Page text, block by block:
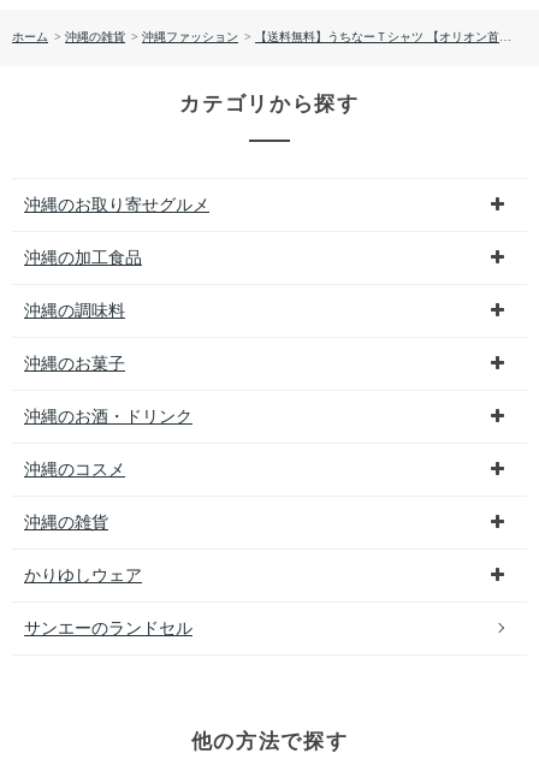
ホーム > 沖縄の雑貨 > 沖縄ファッション > 【送料無料】うちなーＴシャツ 【オリオン首里城 バックプリント】 67001
カテゴリから探す
沖縄のお取り寄せグルメ
沖縄の加工食品
沖縄の調味料
沖縄のお菓子
沖縄のお酒・ドリンク
沖縄のコスメ
沖縄の雑貨
かりゆしウェア
サンエーのランドセル
他の方法で探す